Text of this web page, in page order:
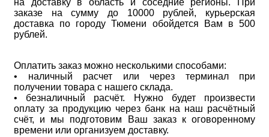
заказе на сумму до 10000 рублей, курьерская
доставка по городу Тюмени обойдется Вам в 500
рублей.
Оплатить заказ можно несколькими способами:
• наличный расчет или через терминал при
получении товара с нашего склада.
• безналичный расчёт. Нужно будет произвести
оплату за продукцию через банк на наш расчётный
счёт, и мы подготовим Ваш заказ к оговоренному
времени или организуем доставку.